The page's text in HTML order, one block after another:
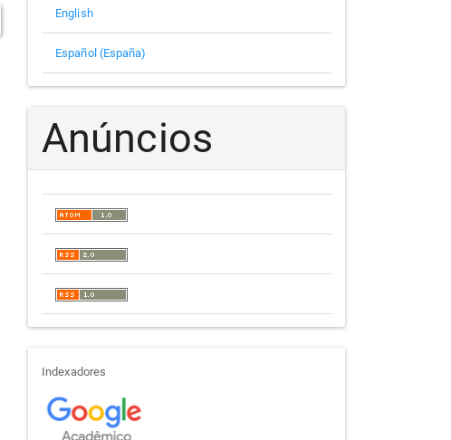
English
Español (España)
Anúncios
indexadores
Indexadores